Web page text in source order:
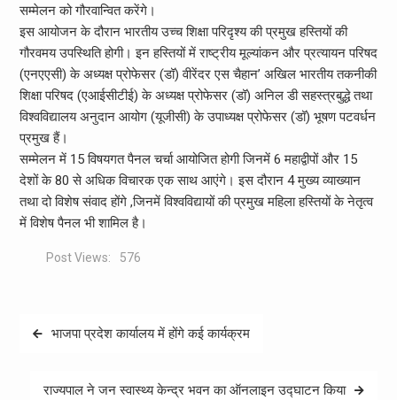
सम्मेलन को गौरवान्वित करेंगे।
इस आयोजन के दौरान भारतीय उच्च शिक्षा परिदृश्य की प्रमुख हस्तियों की
गौरवमय उपस्थिति होगी। इन हस्तियों में राष्ट्रीय मूल्यांकन और प्रत्यायन परिषद
(एनएएसी) के अध्यक्ष प्रोफेसर (डॉ) वीरेंदर एस चैहान’ अखिल भारतीय तकनीकी
शिक्षा परिषद (एआईसीटीई) के अध्यक्ष प्रोफेसर (डॉ) अनिल डी सहस्त्रबुद्धे तथा
विश्वविद्यालय अनुदान आयोग (यूजीसी) के उपाध्यक्ष प्रोफेसर (डॉ) भूषण पटवर्धन
प्रमुख हैं।
सम्मेलन में 15 विषयगत पैनल चर्चा आयोजित होगी जिनमें 6 महाद्वीपों और 15
देशों के 80 से अधिक विचारक एक साथ आएंगे। इस दौरान 4 मुख्य व्याख्यान
तथा दो विशेष संवाद होंगे ,जिनमें विश्वविद्यायों की प्रमुख महिला हस्तियों के नेतृत्व
में विशेष पैनल भी शामिल है।
Post Views: 576
Postभाजपा प्रदेश कार्यालय में होंगे कई कार्यक्रम
राज्यपाल ने जन स्वास्थ्य केन्द्र भवन का ऑनलाइन उद्घाटन किया